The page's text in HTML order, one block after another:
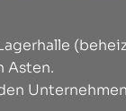
Asten.